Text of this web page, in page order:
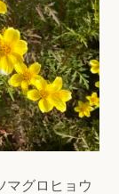
マグロヒョウ